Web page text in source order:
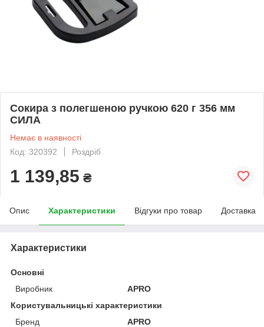
Сокира з полегшеною ручкою 620 г 356 мм
СИЛА
Немає в наявності
Код: 320392
Роздріб
1 139,85 ₴
Опис Характеристики Відгуки про товар Доставка
Характеристики
Основні
Виробник
APRO
Користувальницькі характеристики
Бренд
APRO